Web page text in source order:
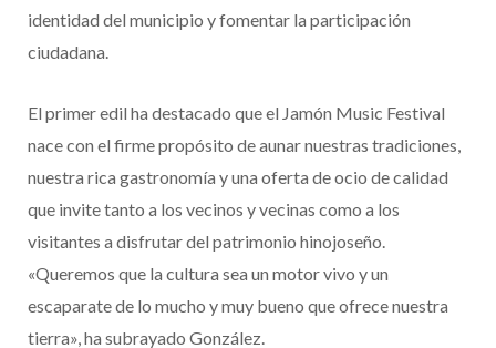
identidad del municipio y fomentar la participación
ciudadana.
El primer edil ha destacado que el Jamón Music Festival
nace con el firme propósito de aunar nuestras tradiciones,
nuestra rica gastronomía y una oferta de ocio de calidad
que invite tanto a los vecinos y vecinas como a los
visitantes a disfrutar del patrimonio hinojoseño.
«Queremos que la cultura sea un motor vivo y un
escaparate de lo mucho y muy bueno que ofrece nuestra
tierra», ha subrayado González.